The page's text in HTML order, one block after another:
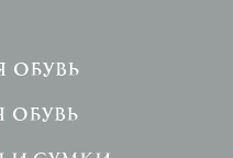
обувь
обувь